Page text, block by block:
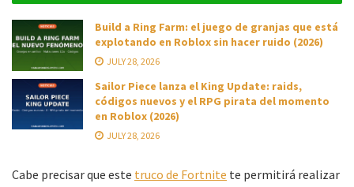
Build a Ring Farm: el juego de granjas que está
explotando en Roblox sin hacer ruido (2026)
JULY 28, 2026
Sailor Piece lanza el King Update: raids,
códigos nuevos y el RPG pirata del momento
en Roblox (2026)
JULY 28, 2026
Cabe precisar que este truco de Fortnite te permitirá realizar